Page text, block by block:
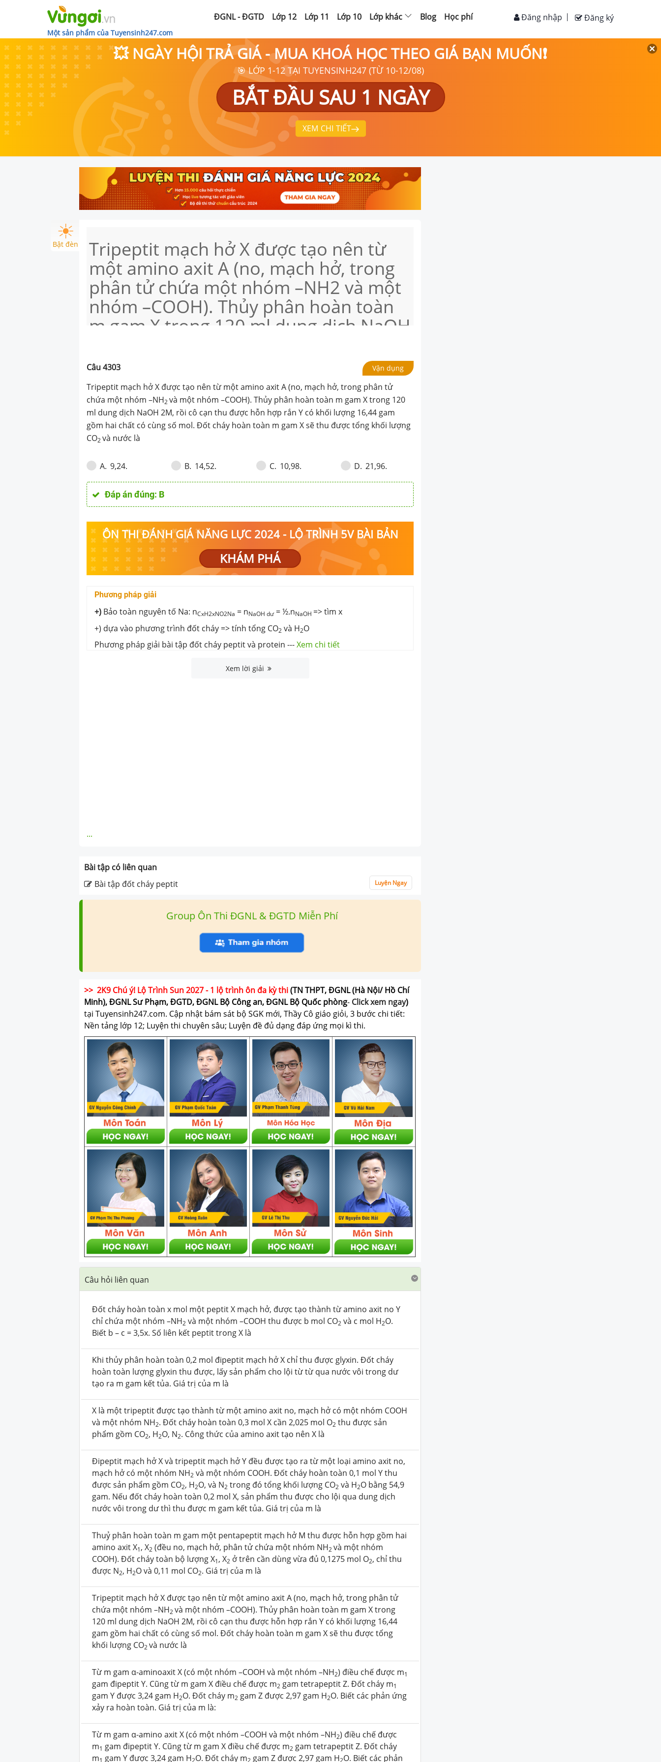
Một sản phẩm của Tuyensinh247.com
ĐGNL - ĐGTD Lớp 12 Lớp 11 Lớp 10 Lớp khác Blog Học phí Đăng ký
Đăng nhập
💥 NGÀY HỘI TRẢ GIÁ - MUA KHOÁ HỌC THEO GIÁ BẠN MUỐN❗
🎯 LỚP 1-12 TẠI TUYENSINH247 (TỪ 10-12/08)
BẮT ĐẦU SAU 1 NGÀY
XEM CHI TIẾT
Bật đèn Tripeptit mạch hở X được tạo nên từ
một amino axit A (no, mạch hở, trong
phân tử chứa một nhóm –NH2 và một
nhóm –COOH). Thủy phân hoàn toàn
m gam X trong 120 ml dung dịch NaOH
có khối lượng 16,44 gam gồm hai chất
có cùng số mol. Đốt cháy hoàn toàn m
gam X sẽ thu được tổng khối lượng
CO2 và nước là
Câu4303 Vận dụng
Tripeptit mạch hở X được tạo nên từ một amino axit A (no, mạch hở, trong phân tử
chứa một nhóm –NH2và một nhóm –COOH). Thủy phân hoàn toàn m gam X trong 120
ml dung dịch NaOH 2M, rồi cô cạn thu được hỗn hợp rắn Y có khối lượng 16,44 gam
gồm hai chất có cùng số mol. Đốt cháy hoàn toàn m gam X sẽ thu được tổng khối lượng
CO2và nước là
A. 9,24. B. 14,52. C. 10,98. D. 21,96.
Đáp án đúng: B
ÔN THI ĐÁNH GIÁ NĂNG LỰC 2024 - LỘ TRÌNH 5V BÀI BẢN
KHÁM PHÁ
Phương pháp giải
+) Bảo toàn nguyên tố Na: nCxH2xNO2Na = nNaOH dư= ½.nNaOH => tìm x
+) dựa vào phương trình đốt cháy => tính tổng CO2 và H2O
Phương pháp giải bài tập đốt cháy peptit và protein ---Xem chi tiết
Xem lời giải
...
Bài tập có liên quan
Bài tập đốt cháy peptit
Luyện Ngay
Group Ôn Thi ĐGNL & ĐGTD Miễn Phí
>> 2K9 Chú ý! Lộ Trình Sun 2027 - 1 lộ trình ôn đa kỳ thi(TN THPT, ĐGNL (Hà Nội/ Hồ Chí
Minh), ĐGNL Sư Phạm, ĐGTD, ĐGNL Bộ Công an, ĐGNL Bộ Quốc phòng- Click xem ngay)
tại Tuyensinh247.com. Cập nhật bám sát bộ SGK mới, Thầy Cô giáo giỏi, 3 bước chi tiết:
Nền tảng lớp 12; Luyện thi chuyên sâu; Luyện đề đủ dạng đáp ứng mọi kì thi.
Câu hỏi liên quan
Đốt cháy hoàn toàn x mol một peptit X mạch hở, được tạo thành từ amino axit no Y
chỉ chứa một nhóm –NH2 và một nhóm –COOH thu được b mol CO2 và c mol H2O.
Biết b – c = 3,5x. Số liên kết peptit trong X là
Khi thủy phân hoàn toàn 0,2 mol đipeptit mạch hở X chỉ thu được glyxin. Đốt cháy
hoàn toàn lượng glyxin thu được, lấy sản phẩm cho lội từ từ qua nước vôi trong dư
tạo ra m gam kết tủa. Giá trị của m là
X là một tripeptit được tạo thành từ một amino axit no, mạch hở có một nhóm COOH
và một nhóm NH2. Đốt cháy hoàn toàn 0,3 mol X cần 2,025 mol O2 thu được sản
phẩm gồm CO2, H2O, N2. Công thức của amino axit tạo nên X là
Đipeptit mạch hở X và tripeptit mạch hở Y đều được tạo ra từ một loại amino axit no,
mạch hở có một nhóm NH2 và một nhóm COOH. Đốt cháy hoàn toàn 0,1 mol Y thu
được sản phẩm gồm CO2, H2O, và N2 trong đó tổng khối lượng CO2 và H2O bằng 54,9
gam. Nếu đốt cháy hoàn toàn 0,2 mol X, sản phẩm thu được cho lội qua dung dịch
nước vôi trong dư thì thu được m gam kết tủa. Giá trị của m là
Thuỷ phân hoàn toàn m gam một pentapeptit mạch hở M thu được hỗn hợp gồm hai
amino axit X1, X2 (đều no, mạch hở, phân tử chứa một nhóm NH2và một nhóm
COOH). Đốt cháy toàn bộ lượng X1, X2 ở trên cần dùng vừa đủ 0,1275 mol O2, chỉ thu
được N2, H2O và 0,11 mol CO2. Giá trị của m là
Tripeptit mạch hở X được tạo nên từ một amino axit A (no, mạch hở, trong phân tử
chứa một nhóm –NH2và một nhóm –COOH). Thủy phân hoàn toàn m gam X trong
120 ml dung dịch NaOH 2M, rồi cô cạn thu được hỗn hợp rắn Y có khối lượng 16,44
gam gồm hai chất có cùng số mol. Đốt cháy hoàn toàn m gam X sẽ thu được tổng
khối lượng CO2và nước là
Từ m gam α-aminoaxit X (có một nhóm –COOH và một nhóm –NH2) điều chế được m1
gam đipeptit Y. Cũng từ m gam X điều chế được m2 gam tetrapeptit Z. Đốt cháy m1
gam Y được 3,24 gam H2O. Đốt cháy m2 gam Z được 2,97 gam H2O. Biết các phản ứng
xảy ra hoàn toàn. Giá trị của m là:
Từ m gam α-amino axit X (có một nhóm –COOH và một nhóm –NH2) điều chế được
m1 gam đipeptit Y. Cũng từ m gam X điều chế được m2 gam tetrapeptit Z. Đốt cháy
m1 gam Y được 3,24 gam H2O. Đốt cháy m2 gam Z được 2,97 gam H2O. Biết các phản